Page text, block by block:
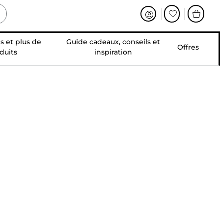
et plus de
Guide cadeaux, conseils et
inspiration
Offres